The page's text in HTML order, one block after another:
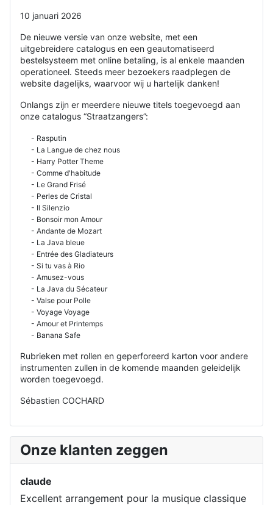
10 januari 2026
De nieuwe versie van onze website, met een
uitgebreidere catalogus en een geautomatiseerd
bestelsysteem met online betaling, is al enkele maanden
operationeel. Steeds meer bezoekers raadplegen de
website dagelijks, waarvoor wij u hartelijk danken!
Onlangs zijn er meerdere nieuwe titels toegevoegd aan
onze catalogus “Straatzangers”:
- Rasputin
- La Langue de chez nous
- Harry Potter Theme
- Comme d'habitude
- Le Grand Frisé
- Perles de Cristal
- Il Silenzio
- Bonsoir mon Amour
- Andante de Mozart
- La Java bleue
- Entrée des Gladiateurs
- Si tu vas à Rio
- Amusez-vous
- La Java du Sécateur
- Valse pour Polle
- Voyage Voyage
- Amour et Printemps
- Banana Safe
Rubrieken met rollen en geperforeerd karton voor andere
instrumenten zullen in de komende maanden geleidelijk
worden toegevoegd.
Sébastien COCHARD
Onze klanten zeggen
claude
Excellent arrangement pour la musique classique